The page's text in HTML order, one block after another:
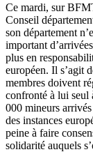
Ce mardi, sur
Conseil
son département
important
plus en
européen. Il s’agit
membres doivent
confronté à lui seul
000 mineurs
des instances
peine à faire
solidarité auquels